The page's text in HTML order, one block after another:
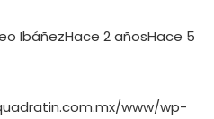
IbáñezHace 2 añosHace 5